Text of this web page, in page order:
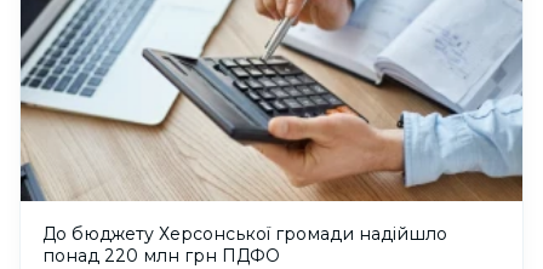
До бюджету Херсонської громади надійшло
понад 220 млн грн ПДФО